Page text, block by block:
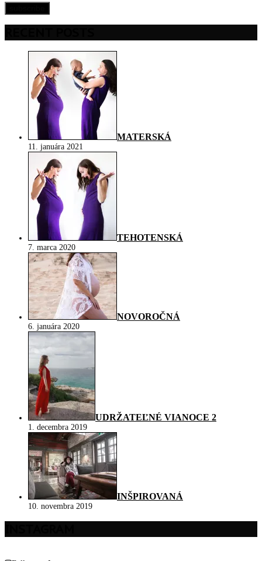
MATERSKÁ
11. januára 2021
TEHOTENSKÁ
7. marca 2020
NOVOROČNÁ
6. januára 2020
UDRŽATEĽNÉ VIANOCE 2
1. decembra 2019
INŠPIROVANÁ
10. novembra 2019